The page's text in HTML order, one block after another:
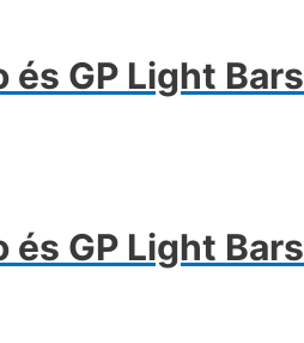
GP Light Bars
GP Light Bars